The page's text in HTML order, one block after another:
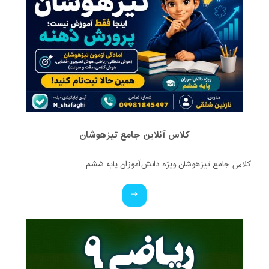
کلاس آنلاین جامع تیزهوشان
کلاس جامع تیزهوشان ویژه دانش‌آموزان پایه ششم